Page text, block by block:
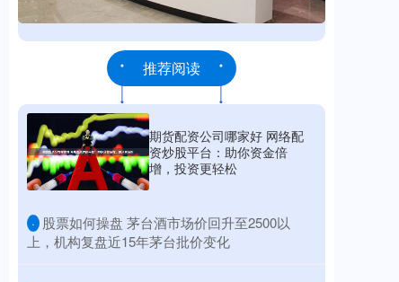
推荐阅读
期货配资公司哪家好 网络配
资炒股平台：助你资金倍
增，投资更轻松
· ​股票如何操盘 茅台酒市场价回升至2500以
上，机构复盘近15年茅台批价变化